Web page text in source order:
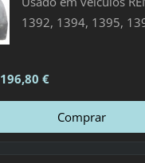
1392, 1394, 1395,
196,80 €